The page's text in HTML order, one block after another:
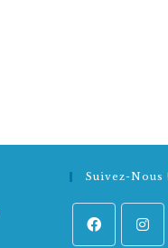
Suivez-Nous !